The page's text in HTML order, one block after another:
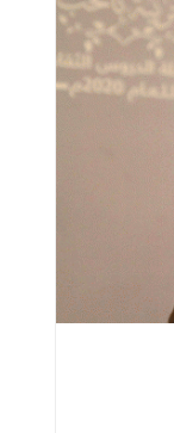
2026 : أهمية تغيير
الإجتماعية على قاعدة
خطبة رسول الله في
استقبال الشهر
محاضرات